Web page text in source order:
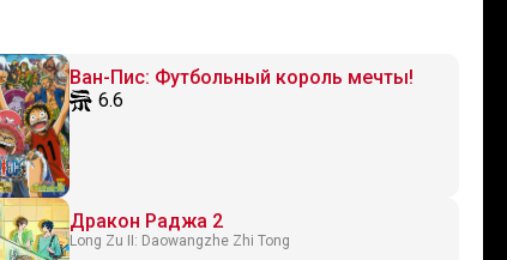
Ван-Пис: Футбольный король мечты!
6.6
Дракон Раджа 2
Long Zu II: Daowangzhe Zhi Tong